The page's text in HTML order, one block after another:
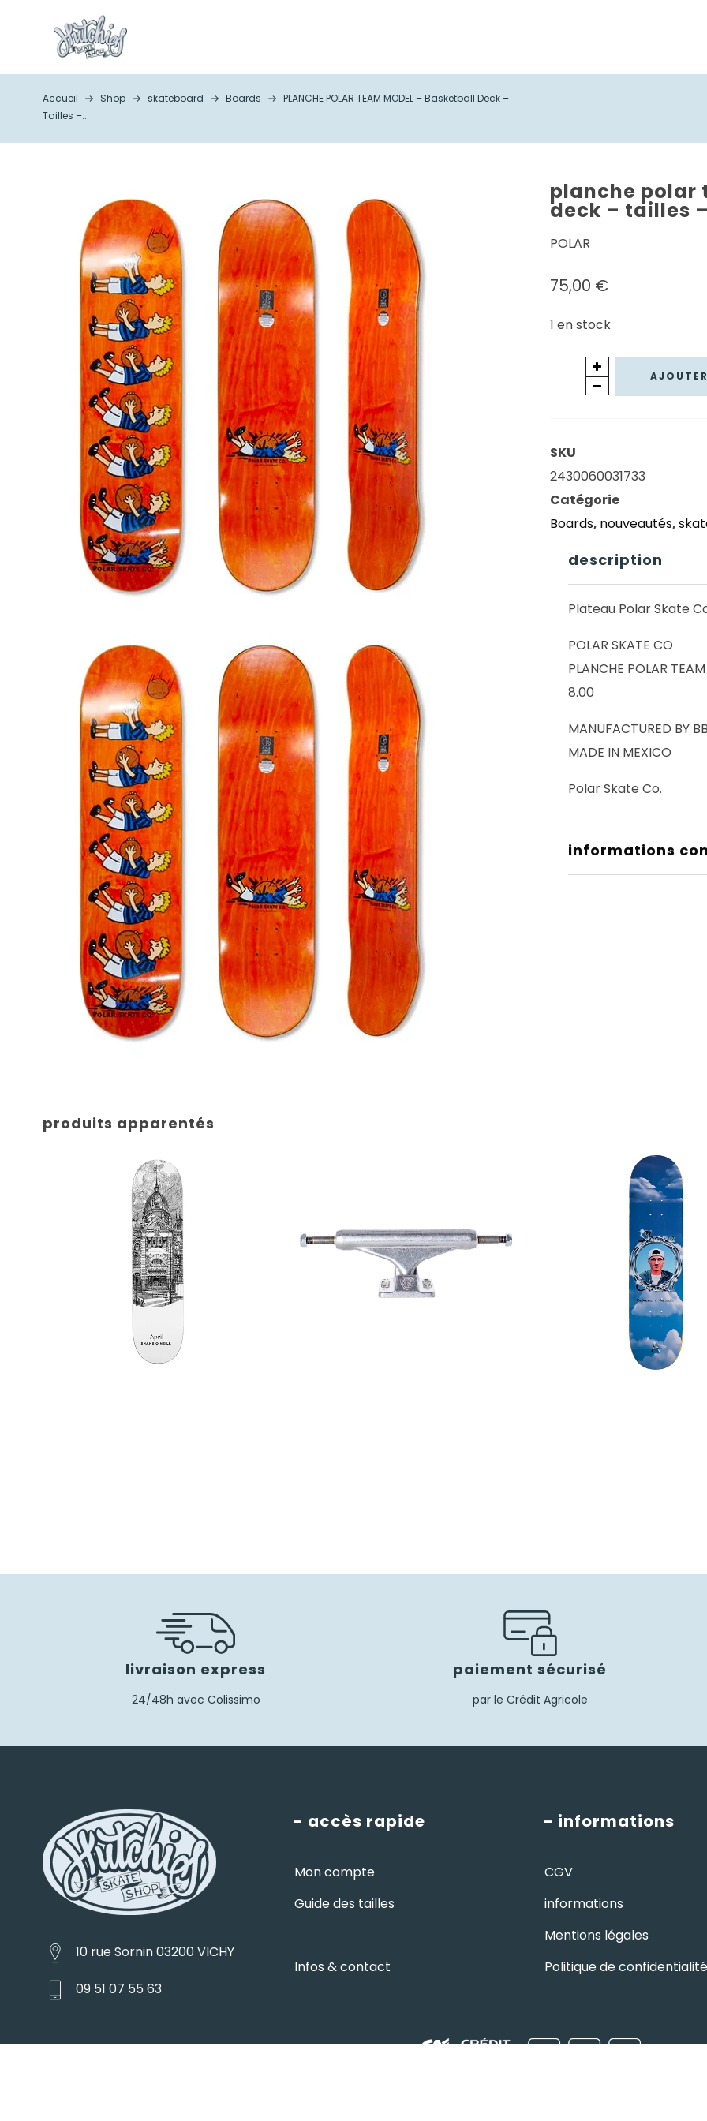
Accueil Shop skateboard Boards
PLANCHE POLAR TEAM MODEL – Basketball Deck –
Tailles –...
planche polar
deck – tailles
POLAR
75,00 €
1 en stock
quantité
TEAM
MODEL
-
Basketball
Deck
Tailles
Decks
8.00
SKU
2430060031733
Catégorie
Boards, nouveautés,
description
Plateau Polar Skate
POLAR SKATE CO
PLANCHE POLAR
8.00
MANUFACTURED BY
MADE IN MEXICO
Polar Skate Co.
informations
produits apparentés
70,00€
livraison express
24/48h avec Colissimo
paiement sécurisé
par le Crédit Agricole
10 rue Sornin 03200 VICHY
09 51 07 55 63
- accès rapide
Mon compte
Guide des tailles
Infos & contact
- informations
CGV
informations
Mentions légales
Politique de confidentialité